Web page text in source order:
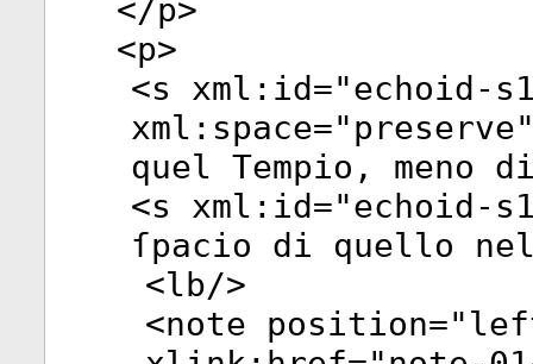
</p>
<p>
<s xml:id="echoid-
xml:space="preserve
quel Tempio,
<s xml:id="echoid-
ſpacio di quello
<lb/>
<note position="